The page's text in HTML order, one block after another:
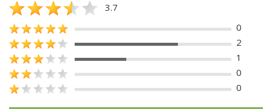
3.7
0
2
1
0
0